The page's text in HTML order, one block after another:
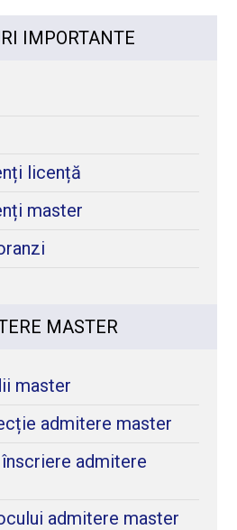
IMPORTANTE
licență
master
MASTER
master
admitere master
admitere
admitere master